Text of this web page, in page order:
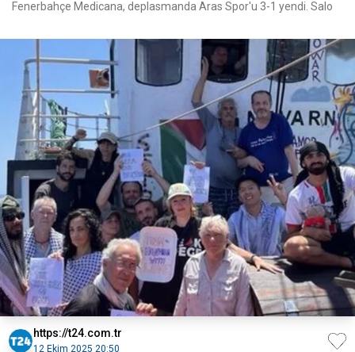
Fenerbahçe Medicana, deplasmanda Aras Spor'u 3-1 yendi. Salo
https://t24.com.tr
12 Ekim 2025 20:50